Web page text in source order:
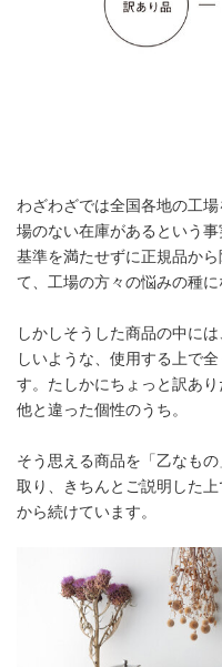
わざわざでは全国各地の工
場のない在庫があるという
基準を満たせずに正規品か
て、工場の方々の悩みの種に
しかしそうした商品の中に
しいような、使用する上で
す。たしかにちょっと訳あ
他と違った個性のうち。
そう思える商品を「乙なも
取り、きちんとご説明した
から続けています。